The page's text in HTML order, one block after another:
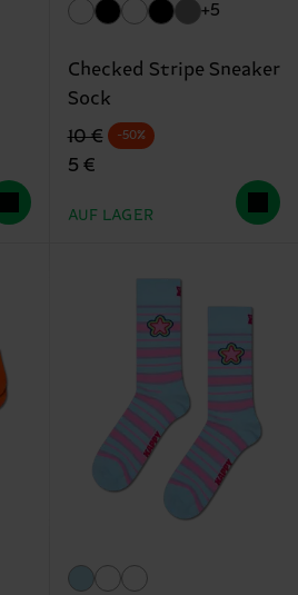
+5
Checked Stripe Sneaker
Sock
Originalpreis
10 €
Reduzierter Preis
5 €
-50%
AUF LAGER